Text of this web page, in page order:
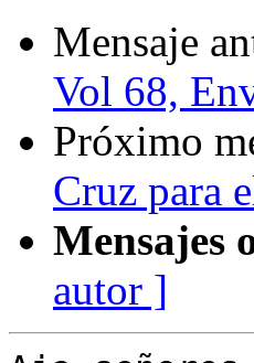
Mensaje
Vol 68,
Próximo
Cruz para
Mensajes
autor ]